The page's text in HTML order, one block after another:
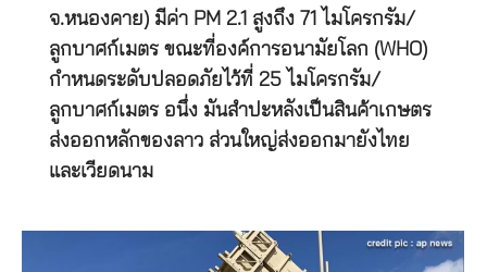
จ.หนองคาย) มีค่า PM 2.1 สูงถึง 71 ไมโครกรัม/
ลูกบาศก์เมตร ขณะที่องค์การอนามัยโลก (WHO)
กำหนดระดับปลอดภัยไว้ที่ 25 ไมโครกรัม/
ลูกบาศก์เมตร อนึ่ง มันสำปะหลังเป็นสินค้าเกษตร
ส่งออกหลักของลาว ส่วนใหญ่ส่งออกมายังไทย
และเวียดนาม